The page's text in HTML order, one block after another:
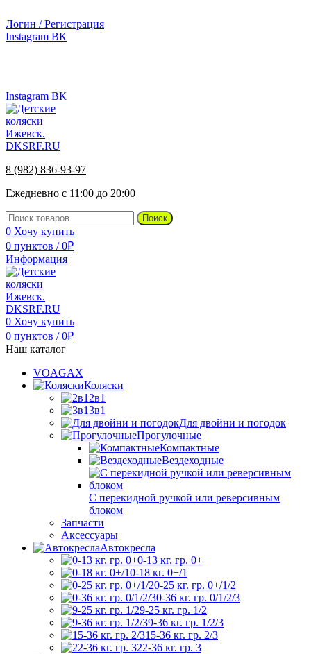
Логин / Регистрация
Instagram ВК
Instagram ВК
8 (982) 836-93-97
Ежедневно с 11:00 до 20:00
Поиск
0 Хочу купить
0 пунктов / 0₽
Информация
0 Хочу купить
0 пунктов / 0₽
Наш каталог
VOAGAX
Коляски
2в1
3в1
Для двойни и погодок
Прогулочные
Компактные
Вездеходные
С перекидной ручкой или реверсивным
блоком
Запчасти
Аксессуары
Автокресла
0-13 кг. гр. 0+
0-18 кг. 0+/1
0-25 кг. гр. 0+/1/2
0-36 кг. гр. 0/1/2/3
9-25 кг. гр. 1/2
9-36 кг. гр. 1/2/3
15-36 кг. гр. 2/3
22-36 кг. гр. 3